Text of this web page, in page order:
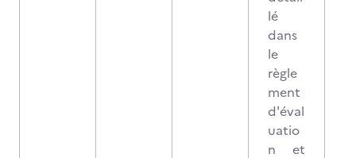
lé
dans
le
règle
ment
d'éval
uatio
n et